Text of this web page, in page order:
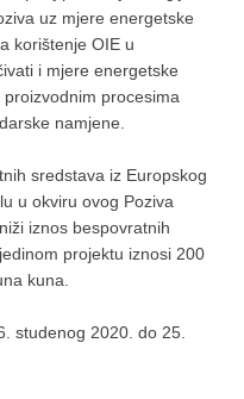
uz mjere energetske
korištenje OIE u
i mjere energetske
procesima
namjene.
sredstava iz Europskog
u okviru ovog Poziva
iznos bespovratnih
projektu iznosi 200
kuna.
studenog 2020. do 25.